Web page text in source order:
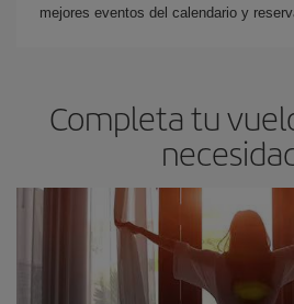
mejores eventos del calendario y
Completa tu